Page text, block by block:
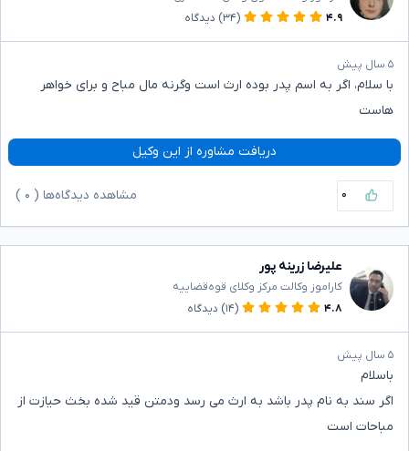
۴.۹
(۳۴) دیدگاه
۵ سال پیش
با سلام، اگر به اسم پدر بوده ارث است وگرنه مال مباح و برای خواهر
هاست
دریافت مشاوره از این وکیل
۰ مشاهده دیدگاه‌ها ( ۰
علیرضا زرینه پور
کاراموز وکالت مرکز وکلای قوه‌قضاییه
۴.۸
(۱۴) دیدگاه
۵ سال پیش
باسلام
اگر سند به نام پدر باشد به ارث می رسد ودمتن قید شده بخث حیازت از
مباحات است